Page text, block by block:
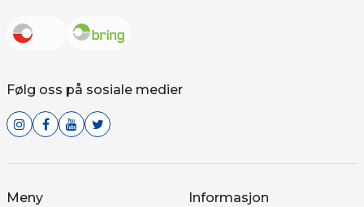
Følg oss på sosiale medier
Meny Informasjon